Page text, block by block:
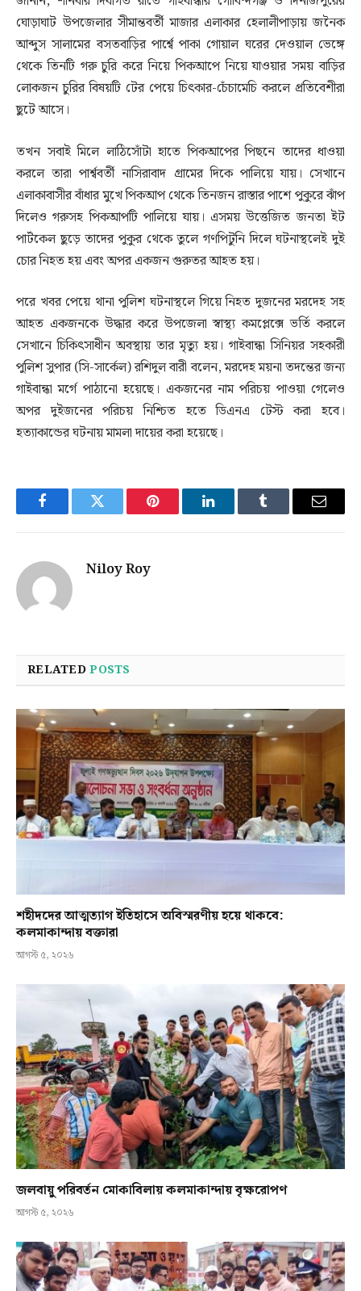
ঘোড়াঘাট উপজেলার সীমান্তবর্তী মাজার এলাকার হেলালীপাড়ায় জনৈক
আব্দুস সালামের বসতবাড়ির পার্শ্বে পাকা গোয়াল ঘরের দেওয়াল ভেঙ্গে
থেকে তিনটি গরু চুরি করে নিয়ে পিকআপে নিয়ে যাওয়ার সময় বাড়ির
লোকজন চুরির বিষয়টি টের পেয়ে চিৎকার-চেঁচামেচি করলে প্রতিবেশীরা
ছুটে আসে।
তখন সবাই মিলে লাঠিসোঁটা হাতে পিকআপের পিছনে তাদের ধাওয়া
করলে তারা পার্শ্ববর্তী নাসিরাবাদ গ্রামের দিকে পালিয়ে যায়। সেখানে
এলাকাবাসীর বাঁধার মুখে পিকআপ থেকে তিনজন রাস্তার পাশে পুকুরে ঝাঁপ
দিলেও গরুসহ পিকআপটি পালিয়ে যায়। এসময় উত্তেজিত জনতা ইট
পার্টকেল ছুড়ে তাদের পুকুর থেকে তুলে গণপিটুনি দিলে ঘটনাস্থলেই দুই
চোর নিহত হয় এবং অপর একজন গুরুতর আহত হয়।
পরে খবর পেয়ে থানা পুলিশ ঘটনাস্থলে গিয়ে নিহত দুজনের মরদেহ সহ
আহত একজনকে উদ্ধার করে উপজেলা স্বাস্থ্য কমপ্লেক্সে ভর্তি করলে
সেখানে চিকিৎসাধীন অবস্থায় তার মৃত্যু হয়। গাইবান্ধা সিনিয়র সহকারী
পুলিশ সুপার (সি-সার্কেল) রশিদুল বারী বলেন, মরদেহ ময়না তদন্তের জন্য
গাইবান্ধা মর্গে পাঠানো হয়েছে। একজনের নাম পরিচয় পাওয়া গেলেও
অপর দুইজনের পরিচয় নিশ্চিত হতে ডিএনএ টেস্ট করা হবে।
হত্যাকান্ডের ঘটনায় মামলা দায়ের করা হয়েছে।
FacebookTwitter Pinterest LinkedInTumblr Email
Niloy Roy
RELATEDPOSTS
শহীদদের আত্মত্যাগ ইতিহাসে অবিস্মরণীয় হয়ে থাকবে:
কলমাকান্দায় বক্তারা
আগস্ট ৫, ২০২৬
জলবায়ু পরিবর্তন মোকাবিলায় কলমাকান্দায় বৃক্ষরোপণ
আগস্ট ৫, ২০২৬